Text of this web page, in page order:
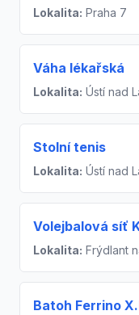
Lokalita: Praha 7
Váha lékařská
Lokalita: Ústí nad
Stolní tenis
Lokalita: Ústí nad
Volejbalová síť
Lokalita: Frýdlant
Batoh Ferrino